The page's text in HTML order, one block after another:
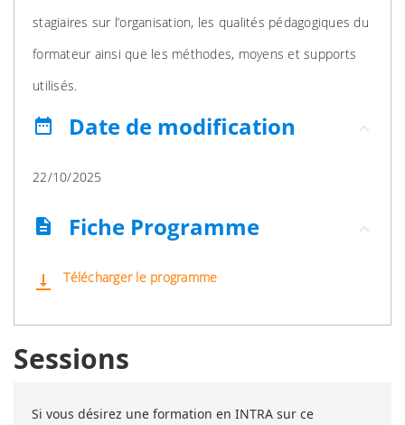
stagiaires sur l’organisation, les qualités pédagogiques du
formateur ainsi que les méthodes, moyens et supports
utilisés.
date_range Date de modification
22/10/2025
description Fiche Programme
vertical_align_bottom Télécharger le programme
Sessions
Si vous désirez une formation en INTRA sur ce